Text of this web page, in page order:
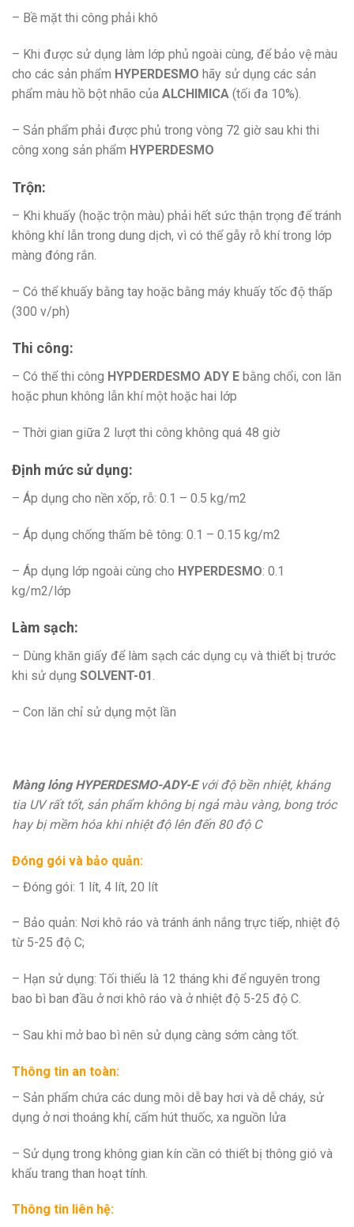
– Bề mặt thi công phải khô
– Khi được sử dụng làm lớp phủ ngoài cùng, để bảo vệ màu
cho các sản phẩm HYPERDESMO hãy sử dụng các sản
phẩm màu hồ bột nhão của ALCHIMICA (tối đa 10%).
– Sản phẩm phải được phủ trong vòng 72 giờ sau khi thi
công xong sản phẩm HYPERDESMO
Trộn:
– Khi khuấy (hoặc trộn màu) phải hết sức thận trọng để tránh
không khí lẫn trong dung dịch, vì có thể gẫy rỗ khí trong lớp
màng đóng rắn.
– Có thể khuấy bằng tay hoặc bằng máy khuấy tốc độ thấp
(300 v/ph)
Thi công:
– Có thể thi công HYPDERDESMO ADY E bằng chổi, con lăn
hoặc phun không lẫn khí một hoặc hai lớp
– Thời gian giữa 2 lượt thi công không quá 48 giờ
Định mức sử dụng:
– Áp dụng cho nền xốp, rỗ: 0.1 – 0.5 kg/m2
– Áp dụng chống thấm bê tông: 0.1 – 0.15 kg/m2
– Áp dụng lớp ngoài cùng cho HYPERDESMO: 0.1
kg/m2/lớp
Làm sạch:
– Dùng khăn giấy để làm sạch các dụng cụ và thiết bị trước
khi sử dụng SOLVENT-01.
– Con lăn chỉ sử dụng một lần
Màng lỏng HYPERDESMO-ADY-Evới độ bền nhiệt, kháng
tia UV rất tốt, sản phẩm không bị ngả màu vàng, bong tróc
hay bị mềm hóa khi nhiệt độ lên đến 80 độ C
Đóng gói và bảo quản:
– Đóng gói: 1 lít, 4 lít, 20 lít
– Bảo quản: Nơi khô ráo và tránh ánh nắng trực tiếp, nhiệt độ
từ 5-25 độ C;
– Hạn sử dụng: Tối thiểu là 12 tháng khi để nguyên trong
bao bì ban đầu ở nơi khô ráo và ở nhiệt độ 5-25 độ C.
– Sau khi mở bao bì nên sử dụng càng sớm càng tốt.
Thông tin an toàn:
– Sản phẩm chứa các dung môi dễ bay hơi và dễ cháy, sử
dụng ở nơi thoáng khí, cấm hút thuốc, xa nguồn lửa
– Sử dụng trong không gian kín cần có thiết bị thông gió và
khẩu trang than hoạt tính.
Thông tin liên hệ: